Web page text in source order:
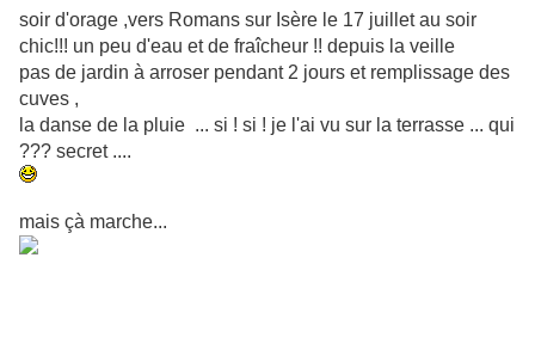
soir d'orage ,vers Romans sur Isère le 17 juillet au soir
chic!!! un peu d'eau et de fraîcheur !! depuis la veille
pas de jardin à arroser pendant 2 jours et remplissage des
cuves ,
la danse de la pluie ... si ! si ! je l'ai vu sur la terrasse ... qui
??? secret ....
mais çà marche...